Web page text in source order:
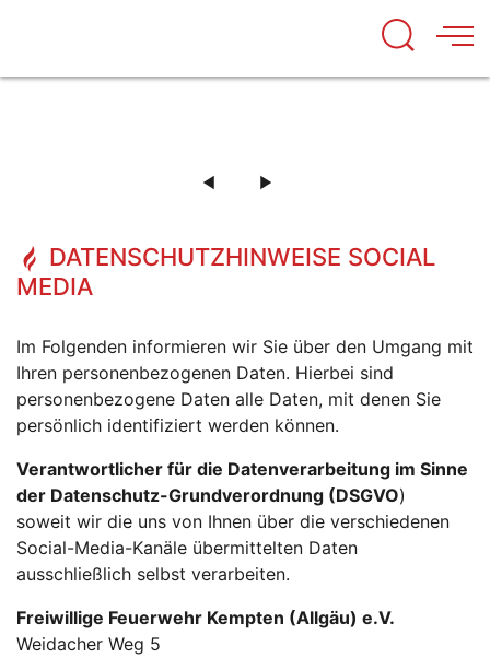
DIE TECHNIK UND FAHRZEUGE DER FEUERWEHR
DIE AUSBILDUNG BEI DER FEUERWEHR
ENGAGIERE DICH JETZT!
DATENSCHUTZHINWEISE SOCIAL
MEDIA
Im Folgenden informieren wir Sie über den Umgang mit
Ihren personenbezogenen Daten. Hierbei sind
personenbezogene Daten alle Daten, mit denen Sie
persönlich identifiziert werden können.
Verantwortlicher für die Datenverarbeitung im Sinne
der Datenschutz-Grundverordnung (DSGVO)
soweit wir die uns von Ihnen über die verschiedenen
Social-Media-Kanäle übermittelten Daten
ausschließlich selbst verarbeiten.
Freiwillige Feuerwehr Kempten (Allgäu) e.V.
Weidacher Weg 5